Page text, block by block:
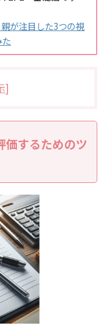
が注目した3つの視
]
価するためのツ